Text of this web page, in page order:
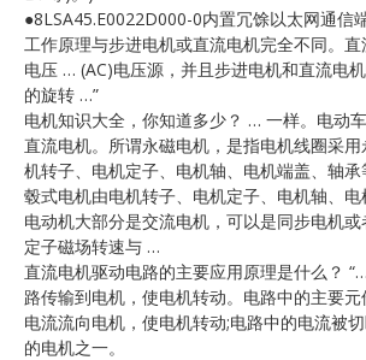
●8LSA45.E0022D000-0内置冗馀以太网通信
工作原理与步进电机或直流电机完全不同。
电压 … (AC)电压源，并且步进电机和直流电
的旋转 …”
电机知识大全，你知道多少？ … 一样。电动
直流电机。所谓永磁电机，是指电机线圈采
机转子、电机定子、电机轴、电机端盖、轴
毂式电机由电机转子、电机定子、电机轴、
电动机大部分是交流电机，可以是同步电机
定子磁场转速与 …
直流电机驱动电路的主要应用原理是什么？
路传输到电机，使电机转动。电路中的主要
电流流向电机，使电机转动;电路中的电流被
的电机之一。